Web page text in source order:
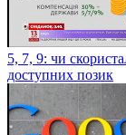
5, 7, 9: чи
доступних позик